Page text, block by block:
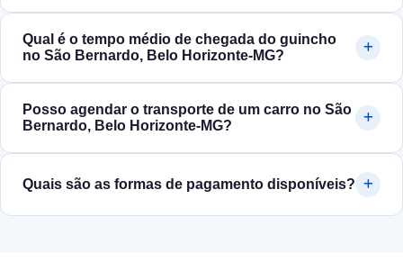
Qual é o tempo médio de chegada do guincho
no São Bernardo, Belo Horizonte‑MG?
Posso agendar o transporte de um carro no São
Bernardo, Belo Horizonte‑MG?
Quais são as formas de pagamento disponíveis?